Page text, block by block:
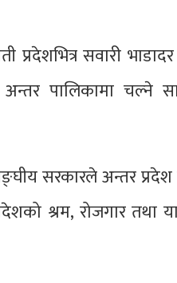
सवारी
पालिकामा चल्ने
सरकारले अन्तर
श्रम, रोजगार तथा